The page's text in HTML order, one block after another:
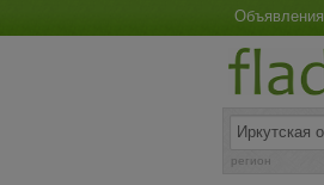
Объявления
регион